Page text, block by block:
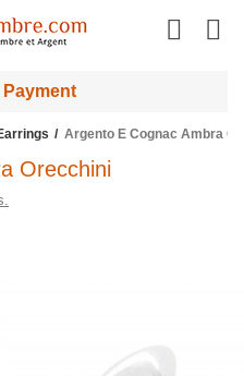
Argento E Cognac Ambra
Orecchini